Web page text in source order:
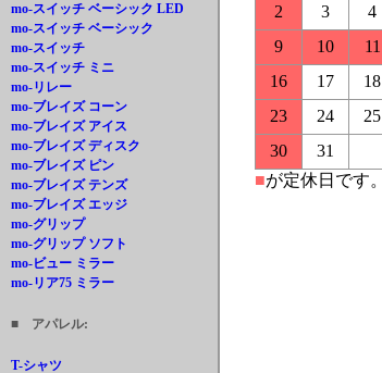
mo-スイッチ ベーシック LED
mo-スイッチ ベーシック
mo-スイッチ
mo-スイッチ ミニ
mo-リレー
mo-ブレイズ コーン
mo-ブレイズ アイス
mo-ブレイズ ディスク
mo-ブレイズ ピン
mo-ブレイズ テンズ
mo-ブレイズ エッジ
mo-グリップ
mo-グリップ ソフト
mo-ビュー ミラー
mo-リア75 ミラー
■ アパレル:
T-シャツ
2
3 4
9
10 11
16
17 18
23
24 25
30
31
■が定休日です。